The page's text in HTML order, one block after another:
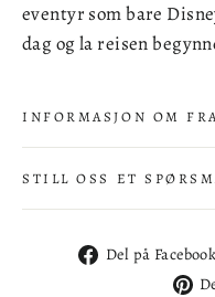
eventyr som bare
dag og la reisen
INFORMASJON OM
STILL OSS ET
Del på Facebook